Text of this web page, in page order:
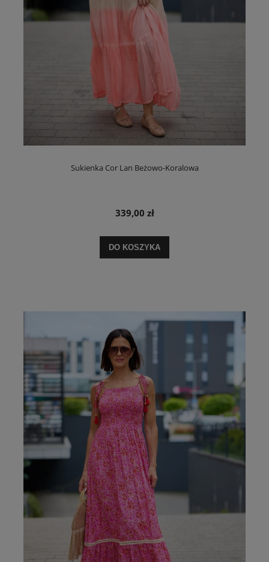
Sukienka Cor Lan Beżowo-Koralowa
339,00 zł
DO KOSZYKA